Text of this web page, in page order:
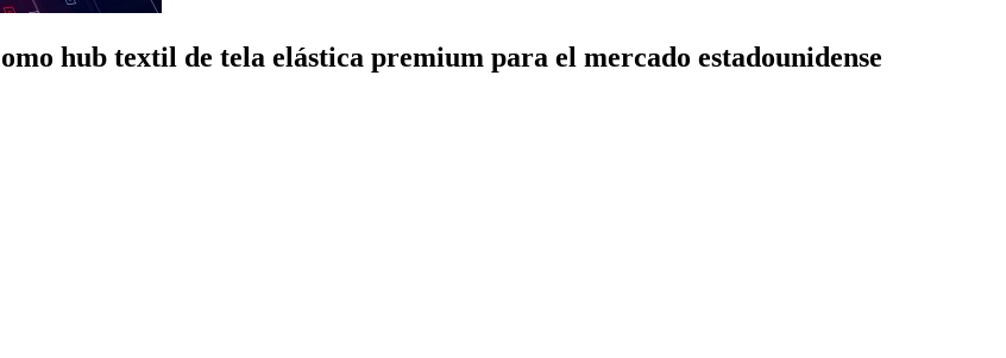
hub textil de tela elástica premium para el mercado estadounidense